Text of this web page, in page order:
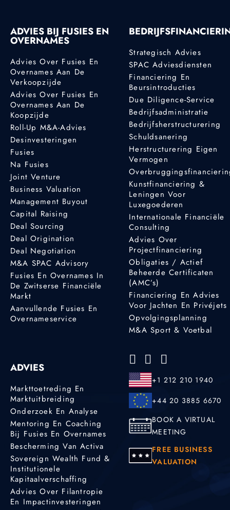
ADVIES BIJ FUSIES EN
OVERNAMES
Advies Over Fusies En
Overnames Aan De
Verkoopzijde
Advies Over Fusies En
Overnames Aan De
Koopzijde
Roll-Up M&A-Advies
Desinvesteringen
Fusies
Na Fusies
Joint Venture
Business Valuation
Management Buyout
Capital Raising
Deal Sourcing
Deal Origination
Deal Negotiation
M&A SPAC Advisory
Fusies En Overnames In
De Zwitserse Financiële
Markt
Aanvullende Fusies En
Overnameservice
Strategisch Advies
SPAC Adviesdiensten
Financiering En
Beursintroducties
Due Diligence-Service
Bedrijfsadministratie
Bedrijfsherstructurering
Schuldsanering
Herstructurering Eigen
Vermogen
Kunstfinanciering &
Leningen Voor
Luxegoederen
Internationale Financiële
Consulting
Advies Over
Projectfinanciering
Obligaties / Actief
Beheerde Certificaten
(AMC’s)
Financiering En Advies
Voor Jachten En Privéjets
Opvolgingsplanning
M&A Sport & Voetbal
ADVIES
Markttoetreding En
Marktuitbreiding
Onderzoek En Analyse
Mentoring En Coaching
Bij Fusies En Overnames
Bescherming Van Activa
Sovereign Wealth Fund &
Institutionele
Kapitaalverschaffing
Advies Over Filantropie
En Impactinvesteringen
+1 212 210 1940
+44 20 3885 6670
BOOK A VIRTUAL
MEETING
FREE BUSINESS
VALUATION